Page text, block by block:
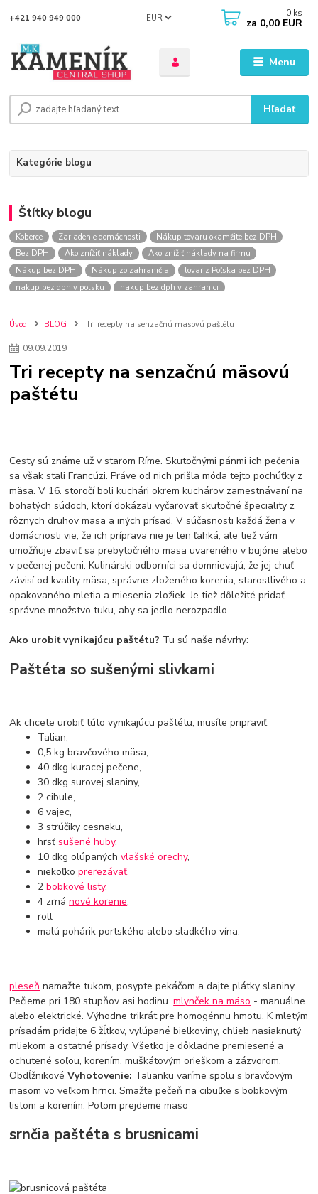
Menu
EUR
Hľadať
+421 940 949 000 0 ks
za 0,00 EUR
Kategórie blogu
Štítky blogu
Koberce Zariadenie domácnosti
Nákup tovaru okamžite bez DPH
Bez DPH
Ako znížiť náklady
Ako znížiť náklady na firmu
Nákup bez DPH
Nákup zo zahraničia
tovar z Poľska bez DPH
nakup bez dph v polsku
nakup bez dph v zahranici
nakupovanie na firmu bez dph
szco nakup bez dph
doplnky
zlaté doplnky
Drezové batérie
Umyvadlové batérie
Kuchynské batérie
Drez so zásuvko
čalúnená textília
Poťahové látky
Poťahové látky na nábytok
Provence
Usporiadanie obývacej izby Nábytok Boxy a obedáre
Úvod BLOG Tri recepty na senzačnú mäsovú paštétu
09.09.2019
Tri recepty na senzačnú mäsovú
paštétu
Cesty sú známe už v starom Ríme. Skutočnými pánmi ich pečenia
sa však stali Francúzi. Práve od nich prišla móda tejto pochúťky z
mäsa. V 16. storočí boli kuchári okrem kuchárov zamestnávaní na
bohatých súdoch, ktorí dokázali vyčarovať skutočné špeciality z
rôznych druhov mäsa a iných prísad. V súčasnosti každá žena v
domácnosti vie, že ich príprava nie je len ľahká, ale tiež vám
umožňuje zbaviť sa prebytočného mäsa uvareného v bujóne alebo
v pečenej pečeni. Kulinárski odborníci sa domnievajú, že jej chuť
závisí od kvality mäsa, správne zloženého korenia, starostlivého a
opakovaného mletia a miesenia zložiek. Je tiež dôležité pridať
správne množstvo tuku, aby sa jedlo nerozpadlo.
Ako urobiť vynikajúcu paštétu? Tu sú naše návrhy:
Paštéta so sušenými slivkami
Ak chcete urobiť túto vynikajúcu paštétu, musíte pripraviť:
Talian,
0,5 kg bravčového mäsa,
40 dkg kuracej pečene,
30 dkg surovej slaniny,
2 cibule,
6 vajec,
3 strúčiky cesnaku,
hrsťsušené huby,
10 dkg olúpanýchvlašské orechy,
niekoľkoprerezávať,
2bobkové listy,
4 zrnánové korenie,
roll
malú pohárik portského alebo sladkého vína.
pleseň namažte tukom, posypte pekáčom a dajte plátky slaniny.
Pečieme pri 180 stupňov asi hodinu.mlynček na mäso - manuálne
alebo elektrické. Výhodne trikrát pre homogénnu hmotu. K mletým
prísadám pridajte 6 žĺtkov, vylúpané bielkoviny, chlieb nasiaknutý
mliekom a ostatné prísady. Všetko je dôkladne premiesené a
ochutené soľou, korením, muškátovým orieškom a zázvorom.
ObdĺžnikovéVyhotovenie: Talianku varíme spolu s bravčovým
mäsom vo veľkom hrnci. Smažte pečeň na cibuľke s bobkovým
listom a korením. Potom prejdeme mäso
srnčia paštéta s brusnicami